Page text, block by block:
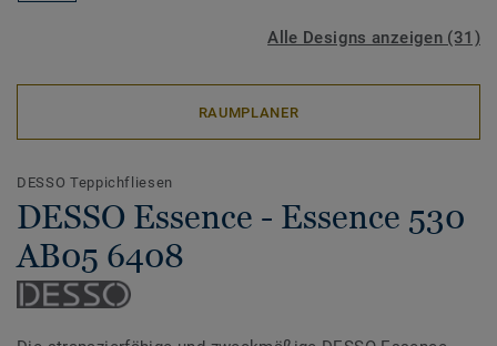
Alle Designs anzeigen (31)
RAUMPLANER
DESSO Teppichfliesen
DESSO Essence - Essence 530
AB05 6408